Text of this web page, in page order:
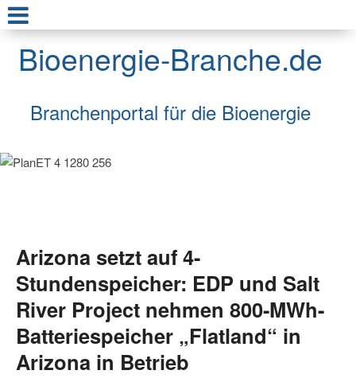
Bioenergie-Branche.de
Branchenportal für die Bioenergie
Arizona setzt auf 4-
Stundenspeicher: EDP und Salt
River Project nehmen 800-MWh-
Batteriespeicher „Flatland“ in
Arizona in Betrieb